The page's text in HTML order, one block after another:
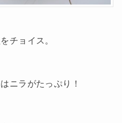
チョイス。
ニラがたっぷり！